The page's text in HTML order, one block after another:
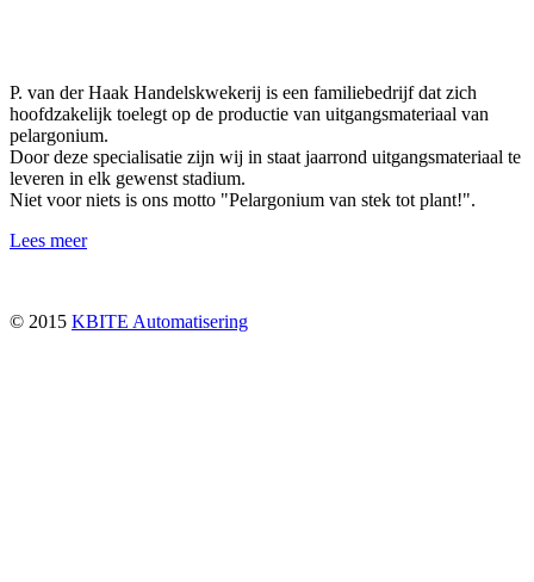
P. van der Haak Handelskwekerij is een familiebedrijf dat zich
hoofdzakelijk toelegt op de productie van uitgangsmateriaal van
pelargonium.
Door deze specialisatie zijn wij in staat jaarrond uitgangsmateriaal te
leveren in elk gewenst stadium.
Niet voor niets is ons motto "Pelargonium van stek tot plant!".
Lees meer
© 2015 KBITE Automatisering